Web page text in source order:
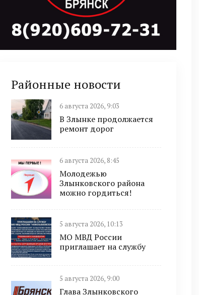
Районные новости
6 августа 2026, 9:03
В Злынке продолжается
ремонт дорог
6 августа 2026, 8:45
Молодежью
Злынковского района
можно гордиться!
5 августа 2026, 10:13
МО МВД России
приглашает на службу
5 августа 2026, 9:00
Глава Злынковского